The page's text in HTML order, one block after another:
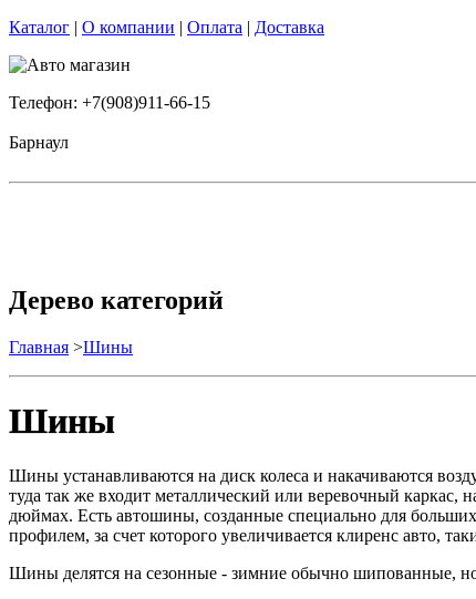
Каталог | О компании | Оплата | Доставка
Телефон: +7(908)911-66-15
Барнаул
Дерево категорий
Главная >Шины
Шины
Шины устанавливаются на диск колеса и накачиваются
туда так же входит металлический или веревочный
дюймах. Есть автошины, созданные специально для
профилем, за счет которого увеличивается клиренс авто,
Шины делятся на сезонные - зимние обычно шипованные,